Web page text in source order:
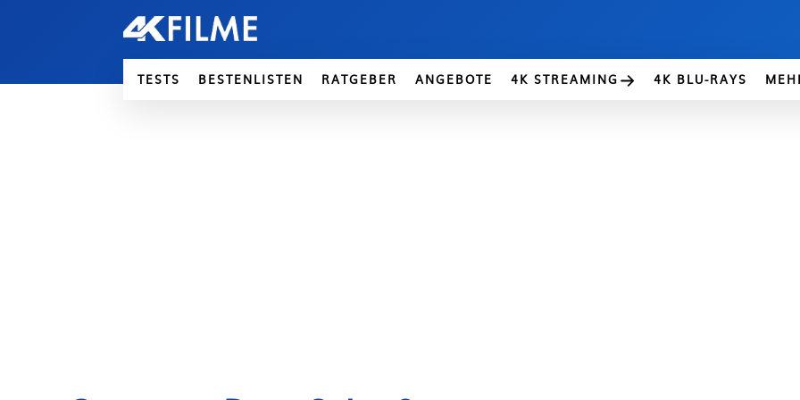
TESTS BESTENLISTEN RATGEBER ANGEBOTE 4K STREAMING 4K BLU-RAYS